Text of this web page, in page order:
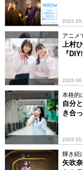
アニメ
上村
『
本格的
い
自分
き合
輝き続
ト
矢吹